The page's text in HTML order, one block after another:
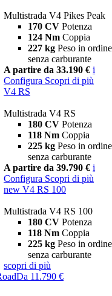
Multistrada V4 Pikes Peak
170 CV Potenza
124 Nm Coppia
227 kg Peso in
senza carburante
A partire da 33.190 € i
Configura Scopri di più
V4 RS
Multistrada V4 RS
180 CV Potenza
118 Nm Coppia
225 kg Peso in
senza carburante
A partire da 39.790 € i
Configura Scopri di più
new V4 RS 100
Multistrada V4 RS 100
180 CV Potenza
118 Nm Coppia
225 kg Peso in
senza carburante
scopri di più
Da 11.790 €